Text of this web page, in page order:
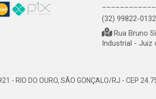
(32) 99822-0132
Rua Bruno
Industrial - Juiz
- RIO DO OURO, SÃO GONÇALO/RJ - CEP